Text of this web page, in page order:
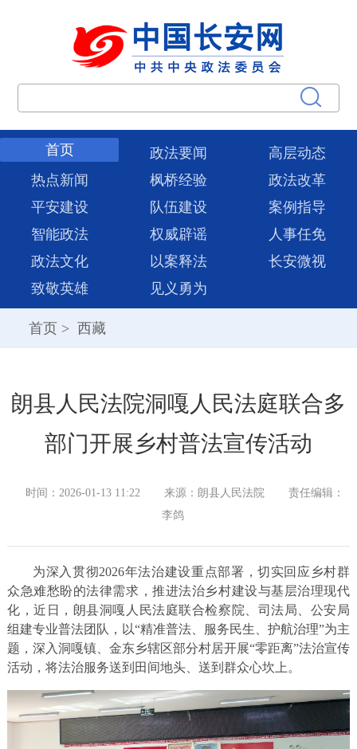
首页 政法要闻
高层动态
热点新闻
枫桥经验
政法改革
平安建设
队伍建设
案例指导
智能政法
权威辟谣
人事任免
政法文化
以案释法
长安微视
致敬英雄
见义勇为
首页 > 西藏
朗县人民法院洞嘎人民法庭联合多
部门开展乡村普法宣传活动
时间：2026-01-13 11:22 来源：朗县人民法院
责任编辑：
李鸽
为深入贯彻2026年法治建设重点部署，切实回应乡村群
众急难愁盼的法律需求，推进法治乡村建设与基层治理现代
化，近日，朗县洞嘎人民法庭联合检察院、司法局、公安局
组建专业普法团队，以“精准普法、服务民生、护航治理”为主
题，深入洞嘎镇、金东乡辖区部分村居开展“零距离”法治宣传
活动，将法治服务送到田间地头、送到群众心坎上。